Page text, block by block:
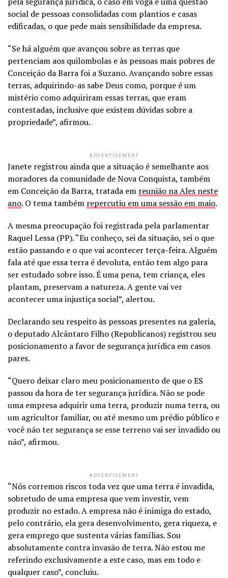
social de pessoas consolidadas com plantios e casas
edificadas, o que pede mais sensibilidade da empresa.
“Se há alguém que avançou sobre as terras que
pertenciam aos quilombolas e às pessoas mais pobres de
Conceição da Barra foi a Suzano. Avançando sobre essas
terras, adquirindo-as sabe Deus como, porque é um
mistério como adquiriram essas terras, que eram
contestadas, inclusive que existem dúvidas sobre a
propriedade”, afirmou.
ADVERTISEMENT
Janete registrou ainda que a situação é semelhante aos
moradores da comunidade de Nova Conquista, também
em Conceição da Barra, tratada em reunião na Ales neste
ano. O tema também repercutiu em uma sessão em maio.
A mesma preocupação foi registrada pela parlamentar
Raquel Lessa (PP). “Eu conheço, sei da situação, sei o que
estão passando e o que vai acontecer terça-feira. Alguém
fala até que essa terra é devoluta, então tem algo para
ser estudado sobre isso. É uma pena, tem criança, eles
plantam, preservam a natureza. A gente vai ver
acontecer uma injustiça social”, alertou.
Declarando seu respeito às pessoas presentes na galeria,
o deputado Alcântaro Filho (Republicanos) registrou seu
posicionamento a favor de segurança jurídica em casos
pares.
“Quero deixar claro meu posicionamento de que o ES
passou da hora de ter segurança jurídica. Não se pode
uma empresa adquirir uma terra, produzir numa terra, ou
um agricultor familiar, ou até mesmo um prédio público e
você não ter segurança se esse terreno vai ser invadido ou
não”, afirmou.
ADVERTISEMENT
“Nós corremos riscos toda vez que uma terra é invadida,
sobretudo de uma empresa que vem investir, vem
produzir no estado. A empresa não é inimiga do estado,
pelo contrário, ela gera desenvolvimento, gera riqueza, e
gera emprego que sustenta várias famílias. Sou
absolutamente contra invasão de terra. Não estou me
referindo exclusivamente a este caso, mas em todo e
qualquer caso”, concluiu.